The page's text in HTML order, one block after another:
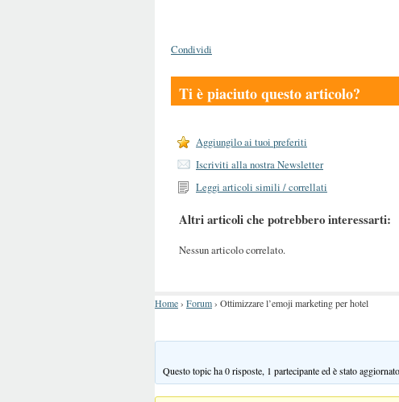
Condividi
Ti è piaciuto questo articolo?
Aggiungilo ai tuoi preferiti
Iscriviti alla nostra Newsletter
Leggi articoli simili / correllati
Altri articoli che potrebbero interessarti:
Nessun articolo correlato.
Home› Forum› Ottimizzare l’emoji marketing per hotel
Questo topic ha 0 risposte, 1 partecipante ed è stato